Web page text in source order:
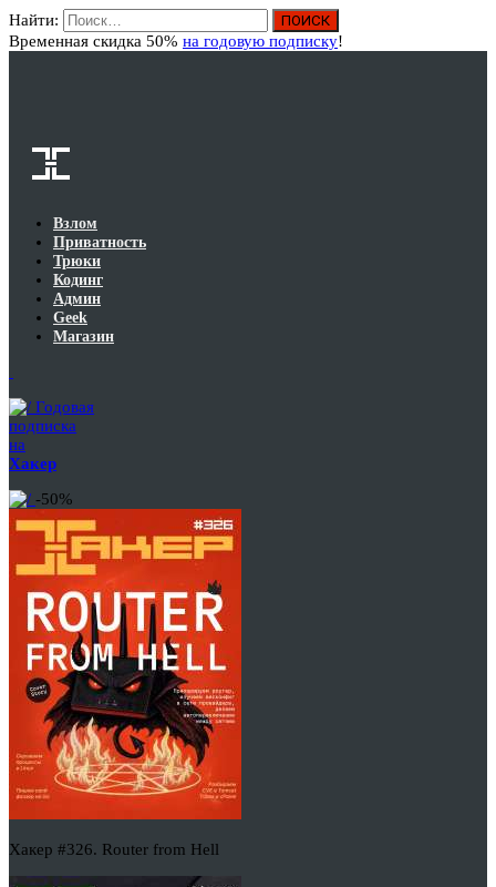
Найти:
Временная скидка 50% на годовую подписку!
Взлом
Приватность
Трюки
Кодинг
Админ
Geek
Магазин
Годовая
подписка
на
Хакер
-50%
Хакер #326. Router from Hell